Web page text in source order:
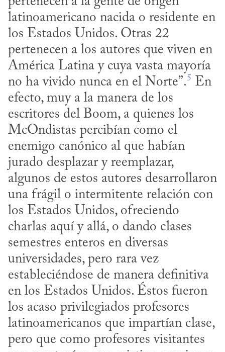
latinoamericano nacida o residente en
los Estados Unidos. Otras 22
pertenecen a los autores que viven en
América Latina y cuya vasta mayoría
no ha vivido nunca en el Norte”.5 En
efecto, muy a la manera de los
escritores del Boom, a quienes los
McOndistas percibían como el
enemigo canónico al que habían
jurado desplazar y reemplazar,
algunos de estos autores desarrollaron
una frágil o intermitente relación con
los Estados Unidos, ofreciendo
charlas aquí y allá, o dando clases
semestres enteros en diversas
universidades, pero rara vez
estableciéndose de manera definitiva
en los Estados Unidos. Éstos fueron
los acaso privilegiados profesores
latinoamericanos que impartían clase,
pero que como profesores visitantes